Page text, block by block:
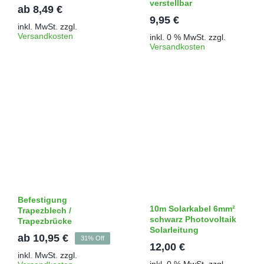
ab 8,49 €
inkl. MwSt. zzgl.
Versandkosten
verstellbar
9,95 €
inkl. 0 % MwSt. zzgl.
Versandkosten
Befestigung
Trapezblech /
Trapezbrücke
ab 10,95 € 31% Off
inkl. MwSt. zzgl.
10m Solarkabel 6mm²
schwarz Photovoltaik
Solarleitung
12,00 €